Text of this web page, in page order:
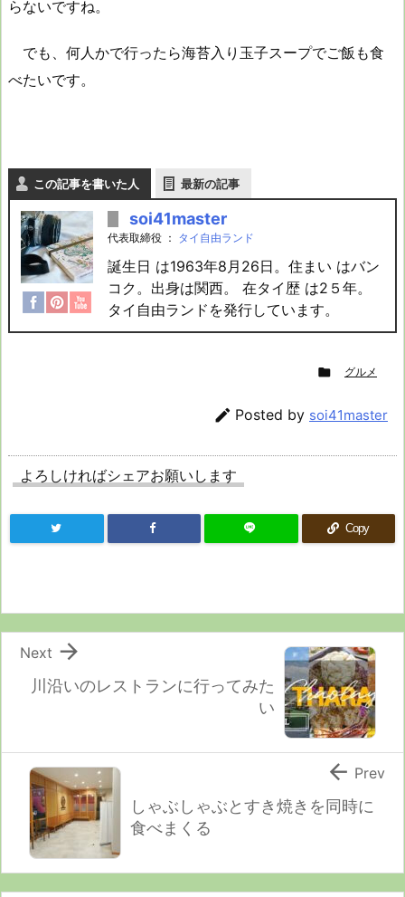
らないですね。
でも、何人かで行ったら海苔入り玉子スープでご飯も食
べたいです。
この記事を書いた人 最新の記事
soi41master
代表取締役 ： タイ自由ランド
誕生日 は1963年8月26日。住まい はバン
コク。出身は関西。 在タイ歴 は2５年。
タイ自由ランドを発行しています。
 グルメ
 Posted by soi41master
よろしければシェアお願いします
Copy
川沿いのレストランに行ってみた
い

Next
しゃぶしゃぶとすき焼きを同時に
食べまくる
 Prev